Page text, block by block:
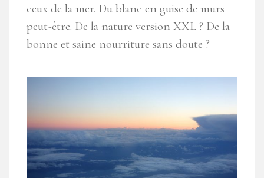
ceux de la mer. Du blanc en guise de murs
peut-être. De la nature version XXL ? De la
bonne et saine nourriture sans doute ?